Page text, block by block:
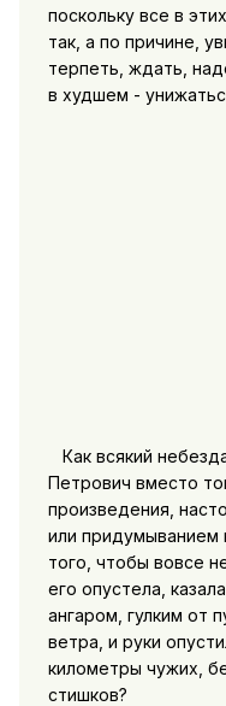
поскольку все в
так, а по причине,
терпеть, ждать,
в худшем -
Как всякий
Петрович вместо
произведения,
или придумыванием
того, чтобы вовсе
его опустела,
ангаром, гулким от
ветра, и руки
километры чужих,
стишков?